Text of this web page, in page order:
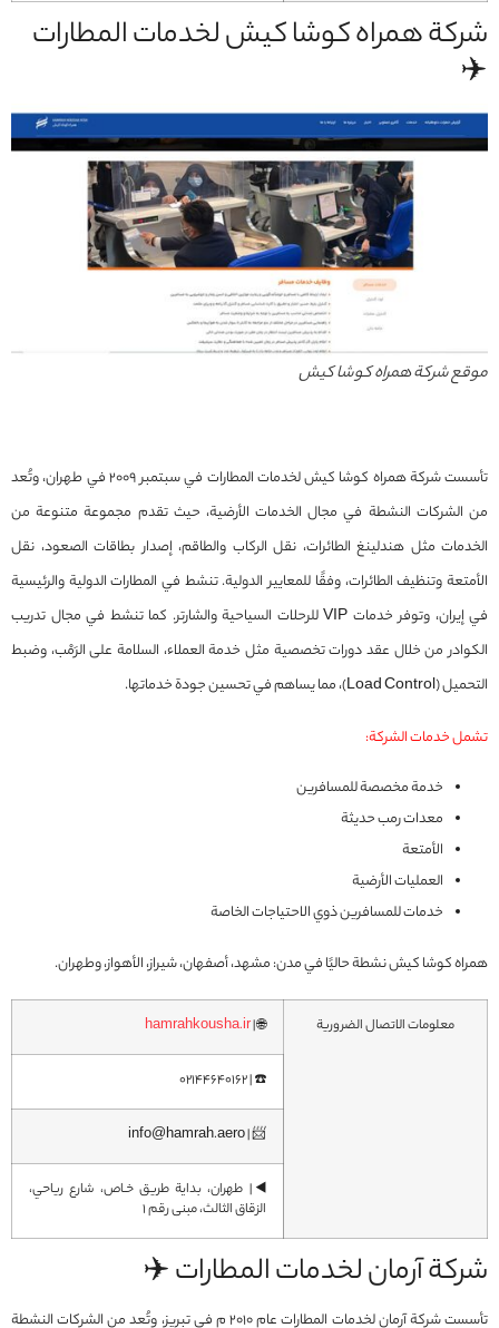
شركة همراه كوشا كيش لخدمات المطارات
✈️
موقع شركة همراه كوشا كيش
تأسست شركة همراه كوشا كيش لخدمات المطارات في سبتمبر 2009 في طهران، وتُعد
من الشركات النشطة في مجال الخدمات الأرضية، حيث تقدم مجموعة متنوعة من
الخدمات مثل هندلينغ الطائرات، نقل الركاب والطاقم، إصدار بطاقات الصعود، نقل
الأمتعة وتنظيف الطائرات، وفقًا للمعايير الدولية. تنشط في المطارات الدولية والرئيسية
في إيران، وتوفر خدمات VIP للرحلات السياحية والشارتر. كما تنشط في مجال تدريب
الكوادر من خلال عقد دورات تخصصية مثل خدمة العملاء، السلامة على الرَمْب، وضبط
التحميل (Load Control)، مما يساهم في تحسين جودة خدماتها.
تشمل خدمات الشركة:
خدمة مخصصة للمسافرين
معدات رمب حديثة
الأمتعة
العمليات الأرضية
خدمات للمسافرين ذوي الاحتياجات الخاصة
همراه كوشا كيش نشطة حاليًا في مدن: مشهد، أصفهان، شيراز، الأهواز، وطهران.
معلومات الاتصال الضرورية 🌐 |
hamrahkousha.ir
☎️ | 02144640162
📨 | info@hamrah.aero
◀️| طهران، بداية طريق خـاص، شارع رياحي،
الزقاق الثالث، مبنى رقم 1
شركة آرمان لخدمات المطارات ✈️
تأسست شركة آرمان لخدمات المطارات عام 2010 م في تبريز، وتُعد من الشركات النشطة